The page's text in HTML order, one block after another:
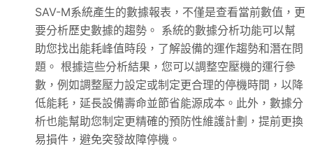
SAV-M系統產生的數據報表，不僅是查看當前數值，更
要分析歷史數據的趨勢。 系統的數據分析功能可以幫
助您找出能耗峰值時段，了解設備的運作趨勢和潛在問
題。 根據這些分析結果，您可以調整空壓機的運行參
數，例如調整壓力設定或制定更合理的停機時間，以降
低能耗，延長設備壽命並節省能源成本。此外，數據分
析也能幫助您制定更精確的預防性維護計劃，提前更換
易損件，避免突發故障停機。